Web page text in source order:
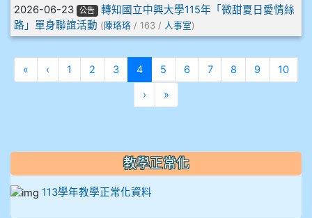
2026-06-23 公告
轉知國立中興大學115年「微甜夏日愛情絲
路」單身聯誼活動 ( 陳珞珞 / 163 / 人事室)
« 第一頁
‹ 上一頁
1 2 3 4(目前頁次)
5 6 7 8 9
10
›下一頁
»最後頁
教學正常化
113學年教學正常化資料